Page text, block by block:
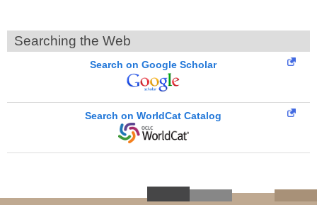
Searching the Web
Search on Google Scholar
Search on WorldCat Catalog